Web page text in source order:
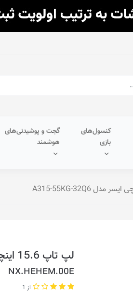
کنسول‌های
بازی
گجت و پوشیدنی‌های
هوشمند
لپ تاپ 15.6 اینچی ایسر مدل A315-55KG-32Q6
NX.HEHEM.00E
از 1